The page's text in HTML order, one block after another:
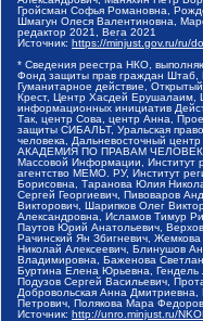
Гройсман Софья Романовна,
Шмагун Олеся Валентиновна,
редактор 2021, Вега 2021
Источник: https://minjust.gov.ru/ru/
* Сведения реестра НКО,
Фонд защиты прав граждан Штаб,
Гуманитарное действие,
Крест, Центр Хасдей Ерушалаим,
информационных инициатив
Так, центр Сова, центр Анна,
защиты СИБАЛЬТ, Уральская
человека, Дальневосточный
АКАДЕМИЯ ПО ПРАВАМ ЧЕЛОВЕКА,
Массовой Информации, Институт
агентство МЕМО. РУ, Институт
Борисовна, Таранова Юлия
Сергей Георгиевич, Пивоваров
Викторович, Шарипков Олег
Александровна, Исламов Тимур
Паутов Юрий Анатольевич,
Рачинский Ян Збигневич,
Николай Алексеевич, Блинушов
Владимировна, Баженова
Буртина Елена Юрьевна,
Подузов Сергей Васильевич,
Добровольская Анна
Петрович, Полякова Мара
Источник: http://unro.minjust.ru/